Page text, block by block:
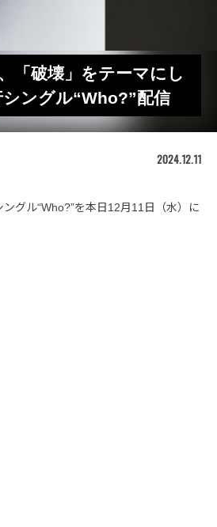
「破壊」をテーマにし
ングル“Who?”配信
2024.12.11
グル“Who?”を本日12月11日（水）に